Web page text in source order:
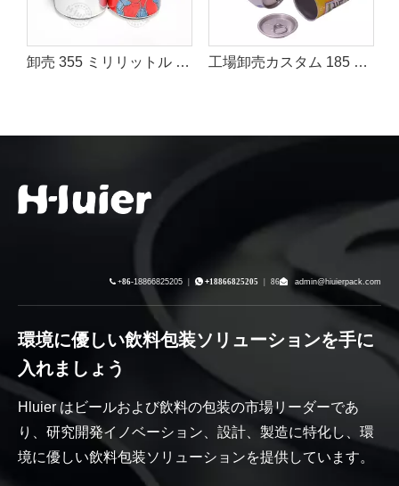
卸売 355 ミリリットル 473 ミリリットル 500 ミリリットル標準空アルミ缶 202 # 蓋工場 工場卸売カスタム 185 ミリリットル 200 ミリリットル 250 ミリリットルスリム空の空白プリントアルミ包装ソーダコーラエネルギードリンクコーヒー缶サプライヤー
 +86-18866825205  +18866825205 86 admin@hiuierpack.com
環境に優しい飲料包装ソリューションを手に
入れましょう
Hluier はビールおよび飲料の包装の市場リーダーであ
り、研究開発イノベーション、設計、製造に特化し、環
境に優しい飲料包装ソリューションを提供しています。